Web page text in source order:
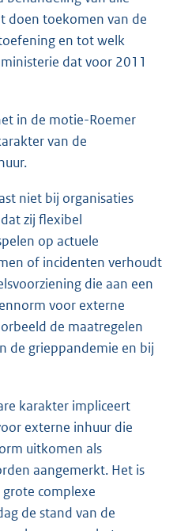
doen toekomen van de
en tot welk
dat voor 2011
in de motie-Roemer
van de
niet bij organisaties
zij flexibel
op actuele
of incidenten verhoudt
die aan een
voor externe
de maatregelen
de grieppandemie en bij
karakter impliceert
externe inhuur die
uitkomen als
aangemerkt. Het is
complexe
de stand van de